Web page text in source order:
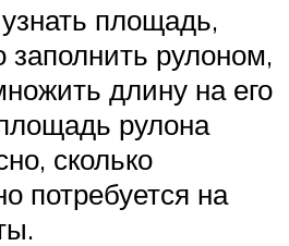
площадь,
рулоном,
длину на его
рулона
сколько
потребуется на